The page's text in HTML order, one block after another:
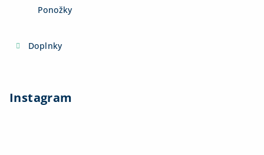
Ponožky
Doplnky
Instagram